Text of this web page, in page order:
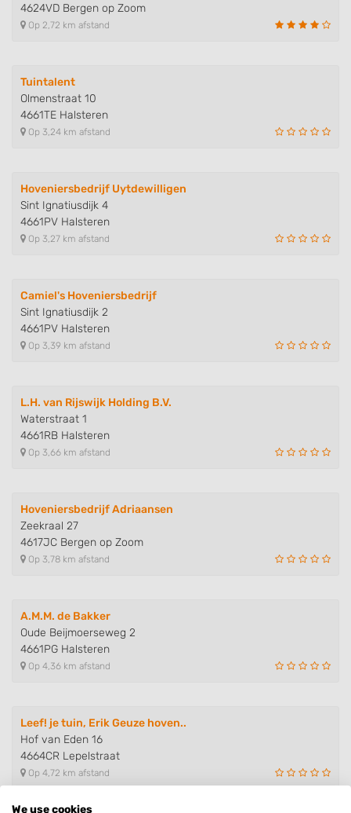
4624VD Bergen op Zoom
Op 2,72 km afstand
Tuintalent
Olmenstraat 10
4661TE Halsteren
Op 3,24 km afstand
Hoveniersbedrijf Uytdewilligen
Sint Ignatiusdijk 4
4661PV Halsteren
Op 3,27 km afstand
Camiel's Hoveniersbedrijf
Sint Ignatiusdijk 2
4661PV Halsteren
Op 3,39 km afstand
L.H. van Rijswijk Holding B.V.
Waterstraat 1
4661RB Halsteren
Op 3,66 km afstand
Hoveniersbedrijf Adriaansen
Zeekraal 27
4617JC Bergen op Zoom
Op 3,78 km afstand
A.M.M. de Bakker
Oude Beijmoerseweg 2
4661PG Halsteren
Op 4,36 km afstand
Leef! je tuin, Erik Geuze hoven..
Hof van Eden 16
4664CR Lepelstraat
Op 4,72 km afstand
We use cookies